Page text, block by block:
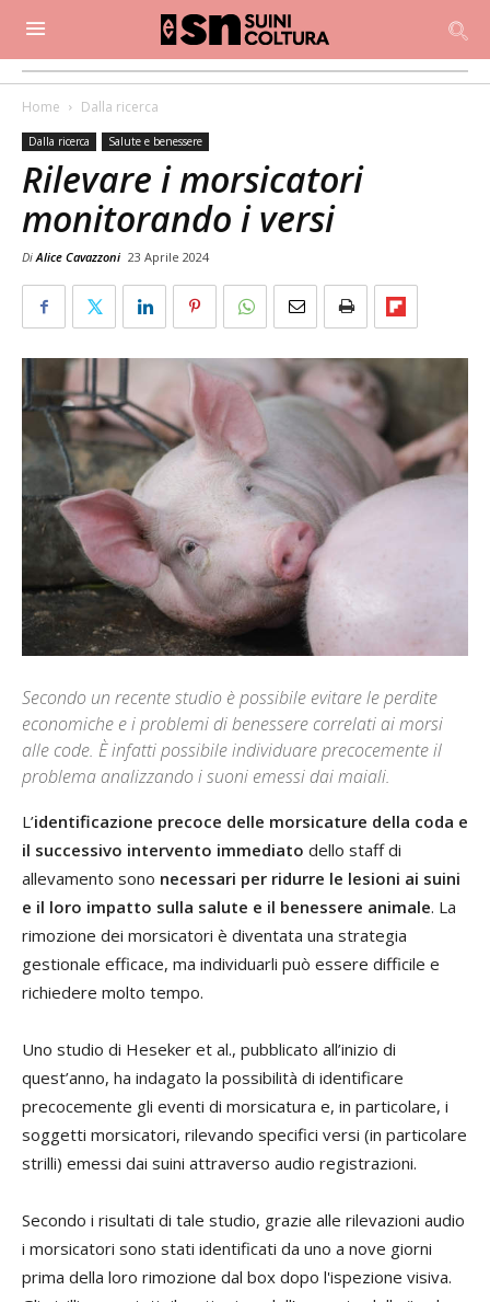
Home Dalla ricerca
Dalla ricerca Salute e benessere
Rilevare i morsicatori
monitorando i versi
DiAlice Cavazzoni 23 Aprile 2024
Secondo un recente studio è possibile evitare le perdite
economiche e i problemi di benessere correlati ai morsi
alle code. È infatti possibile individuare precocemente il
problema analizzando i suoni emessi dai maiali.
L’identificazione precoce delle morsicature della coda e
il successivo intervento immediato dello staff di
allevamento sono necessari per ridurre le lesioni ai suini
e il loro impatto sulla salute e il benessere animale. La
rimozione dei morsicatori è diventata una strategia
gestionale efficace, ma individuarli può essere difficile e
richiedere molto tempo.
Uno studio di Heseker et al., pubblicato all’inizio di
quest’anno, ha indagato la possibilità di identificare
precocemente gli eventi di morsicatura e, in particolare, i
soggetti morsicatori, rilevando specifici versi (in particolare
strilli) emessi dai suini attraverso audio registrazioni.
Secondo i risultati di tale studio, grazie alle rilevazioni audio
i morsicatori sono stati identificati da uno a nove giorni
prima della loro rimozione dal box dopo l'ispezione visiva.